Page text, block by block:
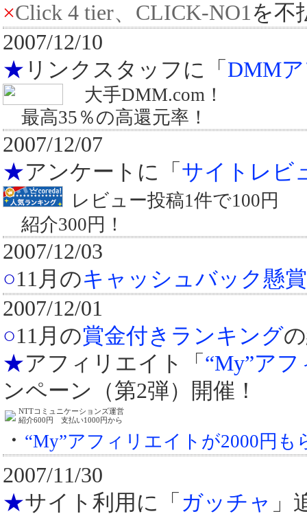
×Click 4 tier、CLICK-NO1を不
2007/12/10
★ リンクスタッフに「 DMM
大手DMM.com！
最高35％の高還元率！
2007/12/07
★アンケートに「 サイトレビ
レビュー投稿1件で100円
紹介300円！
2007/12/03
○11月のキャッシュバック懸賞
2007/12/01
○11月の賞金付きランキング
★アフィリエイト「 “My”ア
ンペーン（第2弾）開催！
NTTコミュニケーションズ運営
紹介600円 支払い1000円から
・ “My”アフィリエイトが2000円
2007/11/30
★サイト利用に「 ガッチャ 」